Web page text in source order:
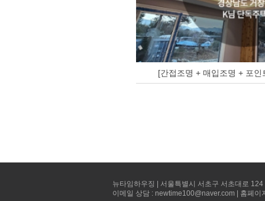
[간접조명 + 매입조명 + 포
뉴타임하우징 | 서울특별시 서초구 서초대로
이메일 상담 : newtime100@naver.com | 홈페